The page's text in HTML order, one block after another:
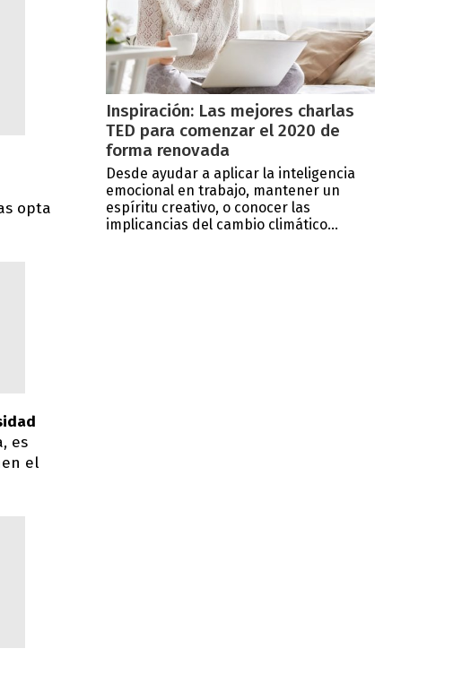
opta
es
el
Inspiración: Las mejores charlas
TED para comenzar el 2020 de
forma renovada
Desde ayudar a aplicar la inteligencia
emocional en trabajo, mantener un
espíritu creativo, o conocer las
implicancias del cambio climático...